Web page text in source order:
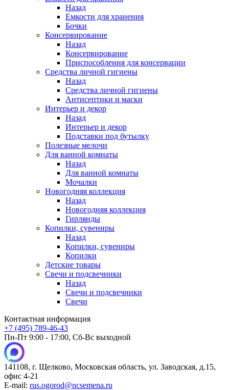
Назад
Емкости для хранения
Бочки
Консервирование
Назад
Консервирование
Приспособления для консервации
Средства личной гигиены
Назад
Средства личной гигиены
Антисептики и маски
Интерьер и декор
Назад
Интерьер и декор
Подставки под бутылку
Полезные мелочи
Для ванной комнаты
Назад
Для ванной комнаты
Мочалки
Новогодняя коллекция
Назад
Новогодняя коллекция
Гирлянды
Копилки, сувениры
Назад
Копилки, сувениры
Копилки
Детские товары
Свечи и подсвечники
Назад
Свечи и подсвечники
Свечи
Контактная информация
+7 (495) 789-46-43
Пн-Пт 9:00 - 17:00, Сб-Вс выходной
141108, г. Щелково, Московская область, ул. Заводская, д.15,
офис 4-21
E-mail: rus.ogorod@ncsemena.ru